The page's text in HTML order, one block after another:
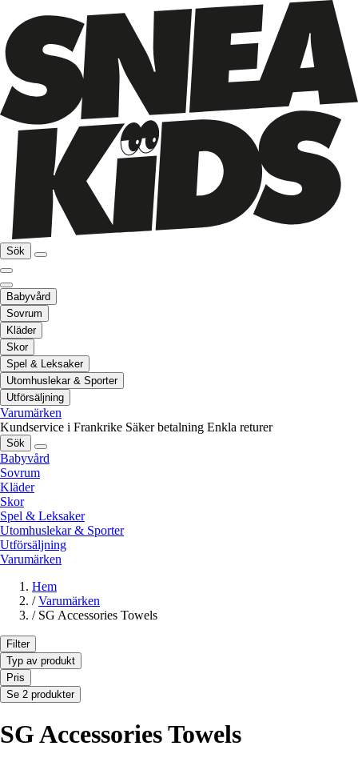
Sök
Babyvård
Sovrum
Kläder
Skor
Spel & Leksaker
Utomhuslekar & Sporter
Utförsäljning
Varumärken
Kundservice i Frankrike Säker betalning Enkla returer
Sök
Babyvård
Sovrum
Kläder
Skor
Spel & Leksaker
Utomhuslekar & Sporter
Utförsäljning
Varumärken
Hem
/ Varumärken
/ SG Accessories Towels
Filter
Typ av produkt
Pris
Se 2 produkter
SG Accessories Towels